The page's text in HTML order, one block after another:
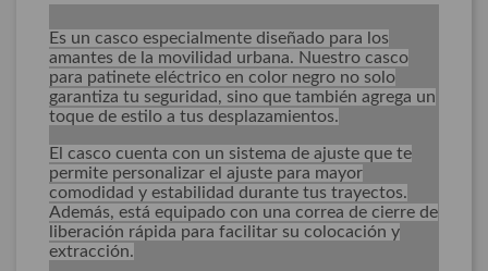
Es un casco especialmente diseñado para los
amantes de la movilidad urbana. Nuestro casco
para patinete eléctrico en color negro no solo
garantiza tu seguridad, sino que también agrega un
toque de estilo a tus desplazamientos.
El casco cuenta con un sistema de ajuste que te
permite personalizar el ajuste para mayor
comodidad y estabilidad durante tus trayectos.
Además, está equipado con una correa de cierre de
liberación rápida para facilitar su colocación y
extracción.